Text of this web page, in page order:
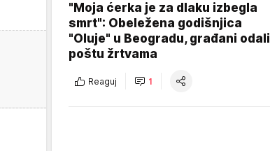
"Moja ćerka je za dlaku izbegla
smrt": Obeležena godišnjica
"Oluje" u Beogradu, građani odali
poštu žrtvama
Reaguj 1